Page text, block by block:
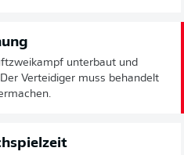
unterbaut und
Verteidiger muss behandelt